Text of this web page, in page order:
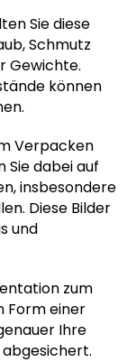
Sie diese
Schmutz
Gewichte.
können
Verpacken
Sie dabei auf
insbesondere
Diese Bilder
und
zum
Form einer
Ihre